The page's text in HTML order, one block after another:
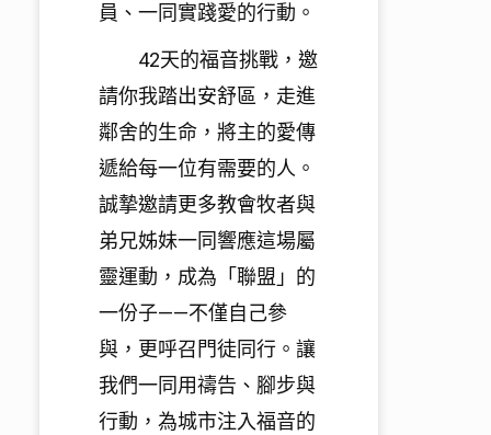
員、一同實踐愛的行動。
42天的福音挑戰，邀
請你我踏出安舒區，走進
鄰舍的生命， 將主的愛傳
遞給每一位有需要的人。
誠摯邀請更多教會牧者與
弟兄姊妹一同響應這場屬
靈運動，成為「 聯盟」的
一份子——不僅自己參
與，更呼召門徒同行。 讓
我們一同用禱告、腳步與
行動，為城市注入福音的